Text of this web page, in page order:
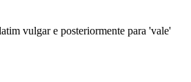
vulgar e posteriormente para 'vale'